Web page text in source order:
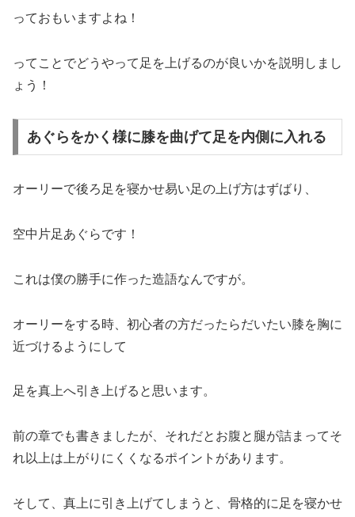
っておもいますよね！
ってことでどうやって足を上げるのが良いかを説明しまし
ょう！
あぐらをかく様に膝を曲げて足を内側に入れる
オーリーで後ろ足を寝かせ易い足の上げ方はずばり、
空中片足あぐらです！
これは僕の勝手に作った造語なんですが。
オーリーをする時、初心者の方だったらだいたい膝を胸に
近づけるようにして
足を真上へ引き上げると思います。
前の章でも書きましたが、それだとお腹と腿が詰まってそ
れ以上は上がりにくくなるポイントがあります。
そして、真上に引き上げてしまうと、骨格的に足を寝かせ